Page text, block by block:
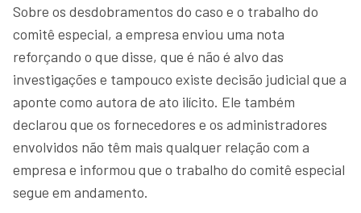
Sobre os desdobramentos do caso e o trabalho do
comitê especial, a empresa enviou uma nota
reforçando o que disse, que é não é alvo das
investigações e tampouco existe decisão judicial que a
aponte como autora de ato ilícito. Ele também
declarou que os fornecedores e os administradores
envolvidos não têm mais qualquer relação com a
empresa e informou que o trabalho do comitê especial
segue em andamento.